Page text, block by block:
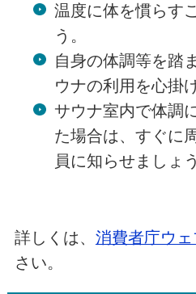
温度に体を慣らす
う。
自身の体調等を踏
ウナの利用を心掛
サウナ室内で体調
た場合は、すぐに
員に知らせましょう
詳しくは、 消費者庁ウェ
さい。